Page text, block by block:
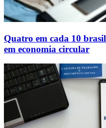
Quatro em cada 10
em economia circular